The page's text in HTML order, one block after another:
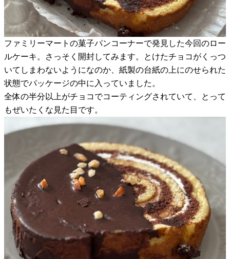
ファミリーマートの菓子パンコーナーで発見した今回のロー
ルケーキ。さっそく開封してみます。とけたチョコがくっつ
いてしまわないようになのか、紙製の台紙の上にのせられた
状態でパッケージの中に入っていました。
全体の半分以上がチョコでコーティングされていて、とって
もぜいたくな見た目です。